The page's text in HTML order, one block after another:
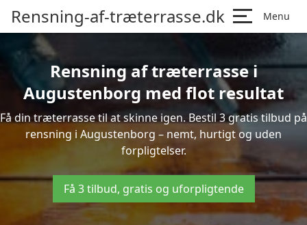
Rensning-af-træterrasse.dk Menu
Rensning af træterrasse i
Augustenborg med flot resultat
Få din træterrasse til at skinne igen. Bestil 3 gratis tilbud på
rensning i Augustenborg – nemt, hurtigt og uden
forpligtelser.
Få 3 tilbud, gratis og uforpligtende